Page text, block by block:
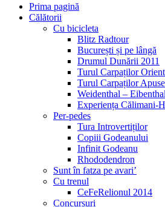
Prima pagină
Călătorii
Cu bicicleta
Blitz Radtour
București și pe lângă
Drumul Dunării 2011
Turul Carpaților
Turul Carpaților
Weidenthal –
Experiența Călimani-
Per-pedes
Tura Introvertiților
Copiii Godeanului
Infinit Godeanu
Rhododendron
Sunt în fatza pe avari’
Cu trenul
CeFeRelionul 2014
Concursuri